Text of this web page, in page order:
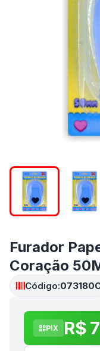
Furador
Coração
Código:
PIX R$